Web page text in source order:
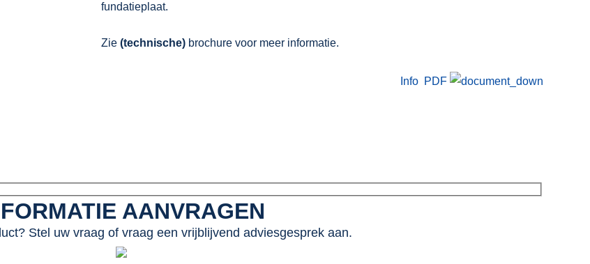
fundatieplaat.
Zie(technische) brochure voor meer informatie.
Info PDF
AANVRAGEN
Stel uw vraag of vraag een vrijblijvend adviesgesprek aan.